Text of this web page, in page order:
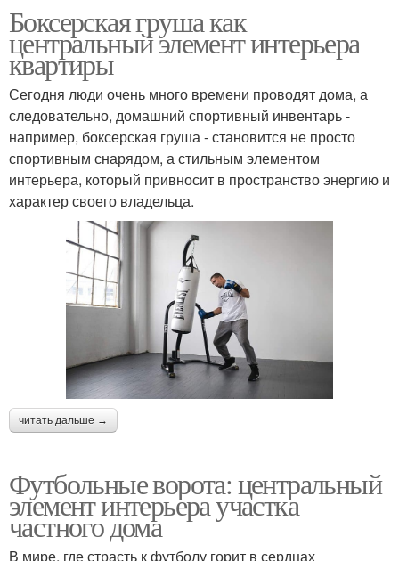
Боксерская груша как
центральный элемент интерьера
квартиры
Сегодня люди очень много времени проводят дома, а
следовательно, домашний спортивный инвентарь -
например, боксерская груша - становится не просто
спортивным снарядом, а стильным элементом
интерьера, который привносит в пространство энергию и
характер своего владельца.
читать дальше →
Футбольные ворота: центральный
элемент интерьера участка
частного дома
В мире, где страсть к футболу горит в сердцах